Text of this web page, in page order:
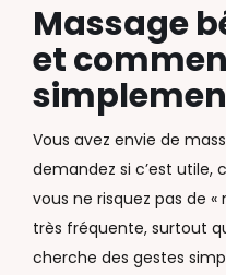
Massage
et
Vous avez envie de
demandez si c’est utile,
vous ne risquez pas de «
très fréquente, surtout
cherche des gestes